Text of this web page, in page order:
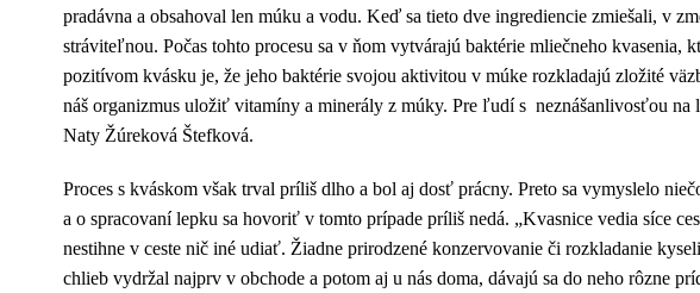
pradávna a obsahoval len múku a vodu. Keď sa tieto dve ingrediencie zmiešali, v
stráviteľnou. Počas tohto procesu sa v ňom vytvárajú baktérie mliečneho kvasenia,
pozitívom kvásku je, že jeho baktérie svojou aktivitou v múke rozkladajú zložité
náš organizmus uložiť vitamíny a minerály z múky. Pre ľudí s neznášanlivosťou
Naty Žúreková Štefková.
Proces s kváskom však trval príliš dlho a bol aj dosť prácny. Preto sa vymyslelo
a o spracovaní lepku sa hovoriť v tomto prípade príliš nedá. „Kvasnice vedia síce
nestihne v ceste nič iné udiať. Žiadne prirodzené konzervovanie či rozkladanie
chlieb vydržal najprv v obchode a potom aj u nás doma, dávajú sa do neho rôzne